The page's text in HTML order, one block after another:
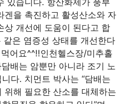
있습니다. 항산화제가 풍부
겐을 촉진하고 활성산소와 자
상 개선에 도움이 된다고 합
은 염증성 상태를 개선한다
어요^^!!인천헬스장/미추홀
배는 암뿐만 아니라 조기 노
다. 치먼트 박사는 “담배는
위해 필요한 산소를 대체하는